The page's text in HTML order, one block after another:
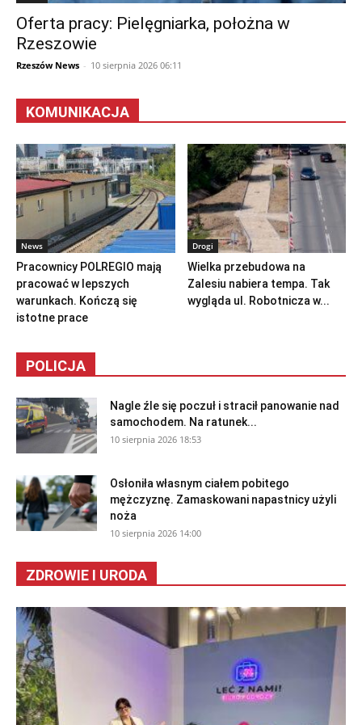
Oferta pracy: Pielęgniarka, położna w
Rzeszowie
Rzeszów News - 10 sierpnia 2026 06:11
KOMUNIKACJA
News
Pracownicy POLREGIO mają
pracować w lepszych
warunkach. Kończą się
istotne prace
Drogi
Wielka przebudowa na
Zalesiu nabiera tempa. Tak
wygląda ul. Robotnicza w...
POLICJA
Nagle źle się poczuł i stracił panowanie nad
samochodem. Na ratunek...
10 sierpnia 2026 18:53
Osłoniła własnym ciałem pobitego
mężczyznę. Zamaskowani napastnicy użyli
noża
10 sierpnia 2026 14:00
ZDROWIE I URODA